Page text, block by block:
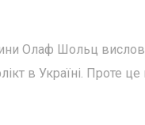
Олаф Шольц
в Україні. Проте